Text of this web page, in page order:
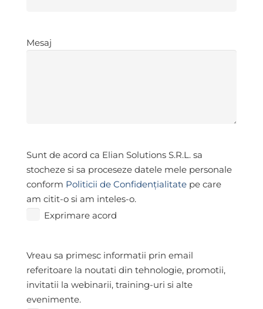
Mesaj
Mesaj
Exprimare
acord*
Sunt de acord ca Elian Solutions S.R.L. sa
stocheze si sa proceseze datele mele personale
conform Politicii de Confidențialitate pe care
am citit-o si am inteles-o.
Exprimare acord
Abonare
Vreau sa primesc informatii prin email
referitoare la noutati din tehnologie, promotii,
invitatii la webinarii, training-uri si alte
evenimente.